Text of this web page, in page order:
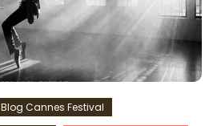
Blog Cannes Festival